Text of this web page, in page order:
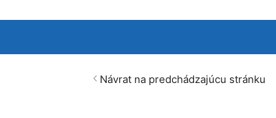
Návrat na predchádzajúcu stránku